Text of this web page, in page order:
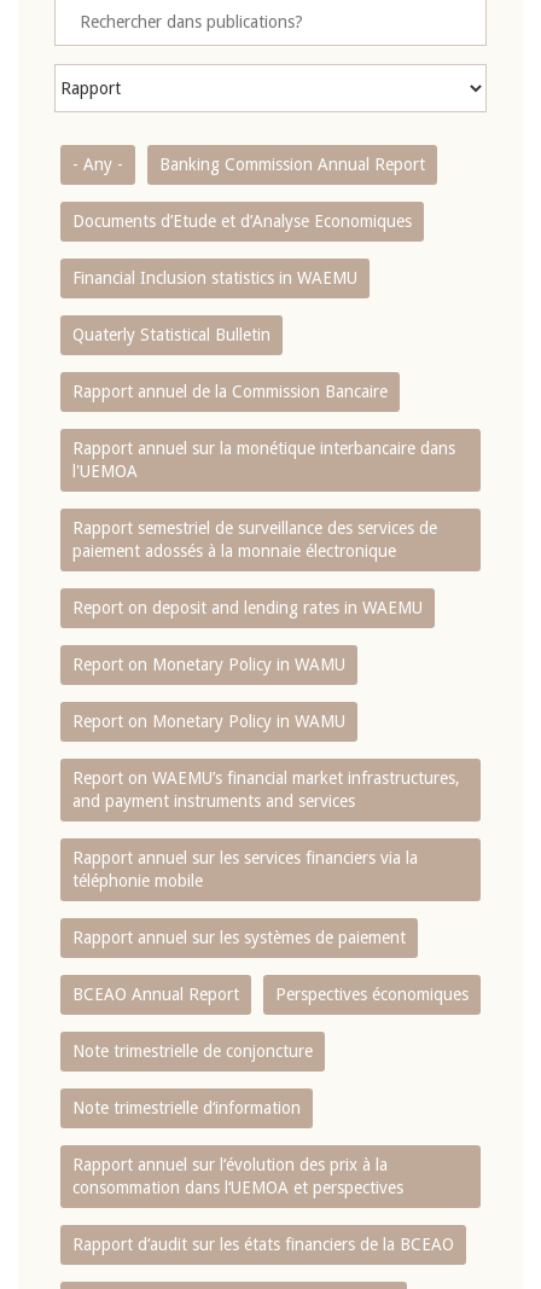
- Any - Banking Commission Annual Report
Documents d’Etude et d’Analyse Economiques
Financial Inclusion statistics in WAEMU
Quaterly Statistical Bulletin
Rapport annuel de la Commission Bancaire
Rapport annuel sur la monétique interbancaire dans
l'UEMOA
Rapport semestriel de surveillance des services de
paiement adossés à la monnaie électronique
Report on deposit and lending rates in WAEMU
Report on Monetary Policy in WAMU
Report on Monetary Policy in WAMU
Report on WAEMU’s financial market infrastructures,
and payment instruments and services
Rapport annuel sur les services financiers via la
téléphonie mobile
Rapport annuel sur les systèmes de paiement
BCEAO Annual Report Perspectives économiques
Note trimestrielle de conjoncture
Note trimestrielle d‘information
Rapport annuel sur l‘évolution des prix à la
consommation dans l‘UEMOA et perspectives
Rapport d‘audit sur les états financiers de la BCEAO